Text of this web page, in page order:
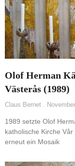
Olof Herman
Västerås (1989)
Claus Bernet
1989 setzte Olof
katholische Kirche
erneut ein Mosaik